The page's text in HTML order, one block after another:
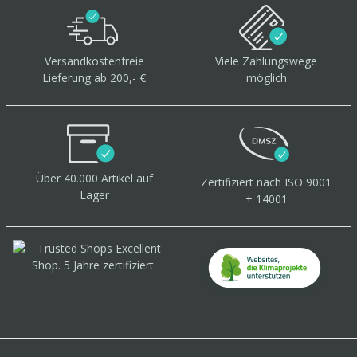
Versandkostenfreie
Lieferung ab 200,- €
Viele Zahlungswege
möglich
Über 40.000 Artikel auf
Lager
Zertifiziert nach ISO 9001
+ 14001